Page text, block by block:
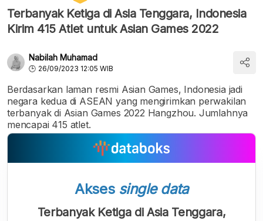
Terbanyak Ketiga di Asia Tenggara, Indonesia
Kirim 415 Atlet untuk Asian Games 2022
Nabilah Muhamad
26/09/2023 12:05 WIB
Berdasarkan laman resmi Asian Games, Indonesia jadi
negara kedua di ASEAN yang mengirimkan perwakilan
terbanyak di Asian Games 2022 Hangzhou. Jumlahnya
mencapai 415 atlet.
Akses single data
Terbanyak Ketiga di Asia Tenggara,